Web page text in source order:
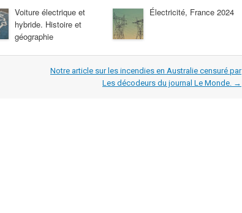
Voiture électrique et
hybride. Histoire et
géographie
Électricité, France 2024
Notre article sur les incendies en Australie censuré par
Les décodeurs du journal Le Monde. →